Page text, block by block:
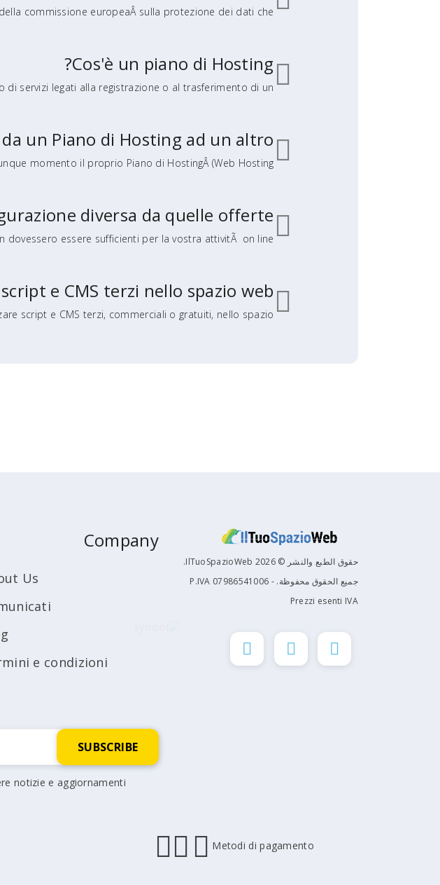
commissione europeaÂ sulla protezione dei dati che...
Cos'è un piano di Hosting?
servizi legati alla registrazione o al trasferimento di un...
un Piano di Hosting ad un altro?
momento il proprio Piano di HostingÂ (Web Hosting...
diversa da quelle offerte?
essere sufficienti per la vostra attivitÃ on line...
e CMS terzi nello spazio web?
script e CMS terzi, commerciali o gratuiti, nello spazio...
Company
Us
e condizioni
حقوق الطبع والنشر © 2026 IlTuoSpazioWeb.
جميع الحقوق محفوظة. P.IVA 07986541006 -
Prezzi esenti IVA
notizie e aggiornamenti
Metodi di pagamento